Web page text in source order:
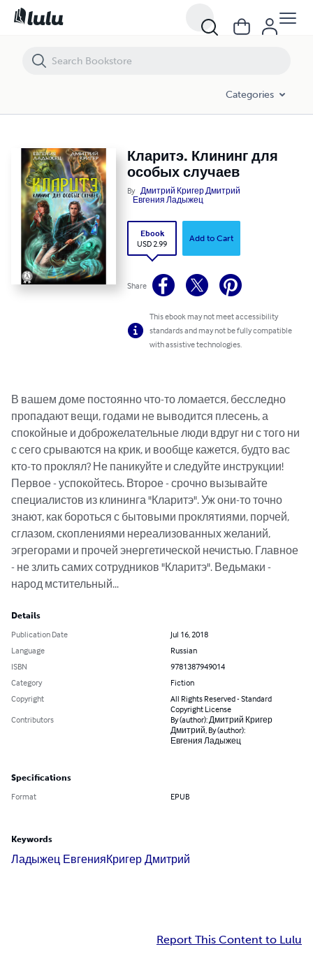
Categories
Кларитэ. Клининг для
особых случаев
By Дмитрий Кригер Дмитрий
Евгения Ладыжец
Ebook
USD 2.99
Add to Cart
Share
This ebook may not meet accessibility
standards and may not be fully compatible
with assistive technologies.
В вашем доме постоянно что-то ломается, бесследно
пропадают вещи, годами не выводится плесень, а
спокойные и доброжелательные люди вдруг ни с того ни
с сего срываются на крик, и вообще кажется, будто вас
кто-то проклял? Не паникуйте и следуйте инструкции!
Первое - успокойтесь. Второе - срочно вызывайте
специалистов из клининга "Кларитэ". Уж они-то точно
знают, как бороться с бытовыми проклятиями, порчей,
сглазом, скоплениями нереализованных желаний,
эгрегорами и прочей энергетической нечистью. Главное
- не злить самих сотрудников "Кларитэ". Ведьмаки -
народ мстительный...
Details
Publication Date
Jul 16, 2018
Language
Russian
ISBN
9781387949014
Category
Fiction
Copyright
All Rights Reserved - Standard
Copyright License
Contributors
By (author): Дмитрий Кригер
Дмитрий, By (author):
Евгения Ладыжец
Specifications
Format EPUB
Keywords
Ладыжец ЕвгенияКригер Дмитрий
Report This Content to Lulu
Кларитэ. Клининг для особых случаев